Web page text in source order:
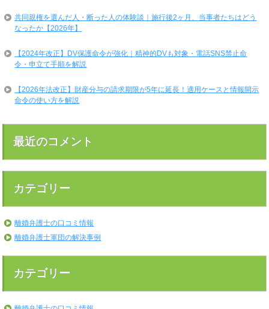
共同親権を選んだ人・断った人の体験談｜施行後2ヶ月、当事者たちはどう
なったか【2026年】
【2024年改正】DV保護命令が強化｜精神的DVも対象・電話SNS禁止命
令・申立て手順を解説
【2026年法改正】財産分与の請求期限が5年に延長！適用ケースと情報開示
命令の使い方を解説
最近のコメント
カテゴリー
離婚弁護士の口コミ情報
離婚弁護士軍団の解決事例
カテゴリー